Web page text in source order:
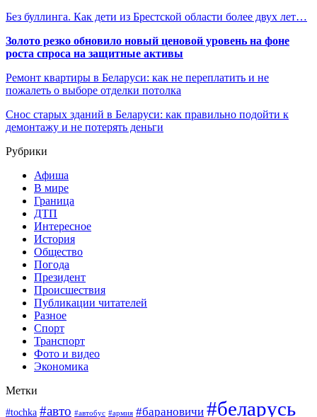
Без буллинга. Как дети из Брестской области более двух лет…
Золото резко обновило новый ценовой уровень на фоне
роста спроса на защитные активы
Ремонт квартиры в Беларуси: как не переплатить и не
пожалеть о выборе отделки потолка
Снос старых зданий в Беларуси: как правильно подойти к
демонтажу и не потерять деньги
Рубрики
Афиша
В мире
Граница
ДТП
Интересное
История
Общество
Погода
Президент
Происшествия
Публикации читателей
Разное
Спорт
Транспорт
Фото и видео
Экономика
Метки
#tochka #авто #автобус #армия #барановичи #беларусь